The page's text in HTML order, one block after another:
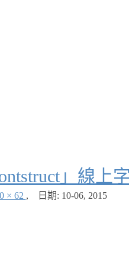
」線上
× 62 , 日期: 10-06, 2015